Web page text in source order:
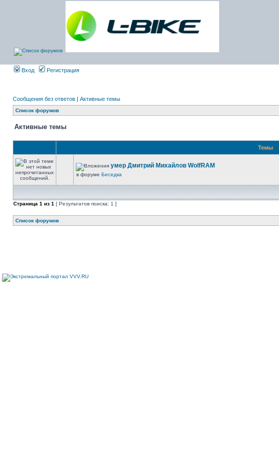
Вход Регистрация
Сообщения без ответов | Активные темы
Список форумов
Активные темы
Темы
умер Дмитрий Михайлов WolfRAM
в форуме Беседка
Страница 1 из 1 [ Результатов поиска: 1 ]
Список форумов